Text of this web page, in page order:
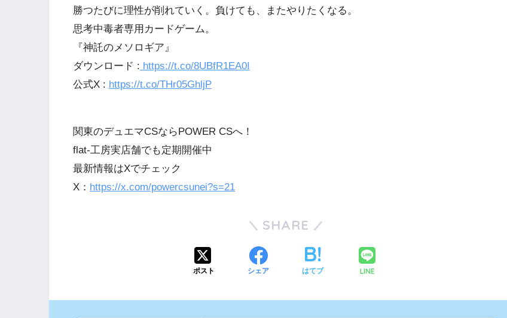
勝つたびに理性が削れていく。負けても、またやりたくなる。
思考中毒者専用カードゲーム。
『神託のメソロギア』
ダウンロード : https://t.co/8UBfR1EA0I
公式X : https://t.co/THr05GhljP
関東のデュエマCSならPOWER CSへ！
flat-工房実店舗でも定期開催中
最新情報はXでチェック
X： https://x.com/powercsunei?s=21
SHARE
ポスト シェア はてブ LINE